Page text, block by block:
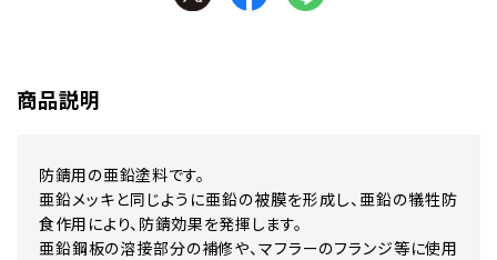
商品説明
防錆用の亜鉛塗料です。
亜鉛メッキと同じように亜鉛の被膜を形成し、亜鉛の犠牲防
食作用により、防錆効果を発揮します。
亜鉛鋼板の溶接部分の補修や、マフラーのフランジ等に使用